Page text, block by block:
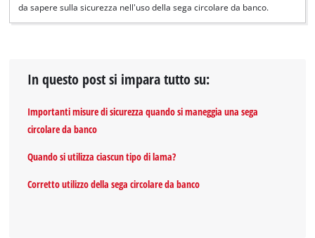
da sapere sulla sicurezza nell'uso della sega circolare da banco.
In questo post si impara tutto su:
Importanti misure di sicurezza quando si maneggia una sega
circolare da banco
Quando si utilizza ciascun tipo di lama?
Corretto utilizzo della sega circolare da banco